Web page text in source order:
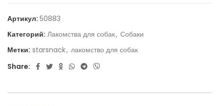
Артикул: 50883
Категорий: Лакомства для собак, Собаки
Метки: starsnack, лакомство для собак
Share: